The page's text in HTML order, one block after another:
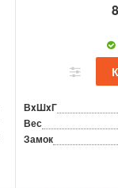
ВxШxГ
Вес
Замок